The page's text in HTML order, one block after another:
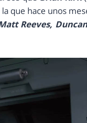
que hace unos
Reeves,